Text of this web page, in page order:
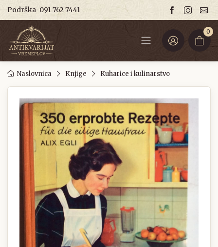
Podrška 091 762 7441
0
Naslovnica Knjige Kuharice i kulinarstvo